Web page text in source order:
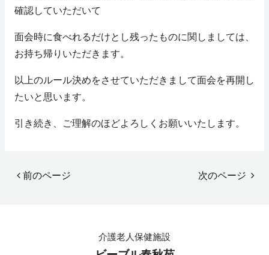
確認していただいて
面会時に食べれるだけとし残ったものに関しましては、
お持ち帰りいただきます。
以上のルール決めをさせていただきまして面会を再開し
たいと思います。
引き続き、ご理解のほどよろしくお願いいたします。
前のページ 次のページ
介護老人保健施設